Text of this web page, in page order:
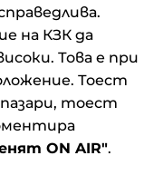
на КЗК да
Това е при
Тоест
тоест
ON AIR".